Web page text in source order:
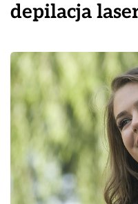
depilacja